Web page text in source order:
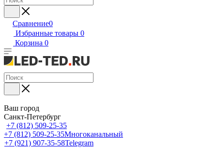
Сравнение0
Избранные товары 0
Корзина 0
Ваш город
Санкт-Петербург
+7 (812) 509-25-35
+7 (812) 509-25-35Многоканальный
+7 (921) 907-35-58Telegram